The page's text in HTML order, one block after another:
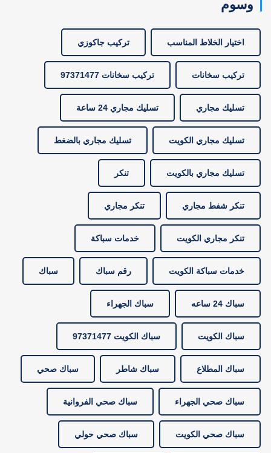
وسوم
اختيار الخلاط المناسب تركيب جاكوزي
تركيب سخانات تركيب سخانات 97371477
تسليك مجاري تسليك مجاري 24 ساعة
تسليك مجاري الكويت تسليك مجاري بالضغط
تسليك مجاري بالكويت تنكر
تنكر شفط مجاري تنكر مجاري
تنكر مجاري الكويت خدمات سباكة
خدمات سباكة الكويت رقم سباك سباك
سباك 24 ساعه سباك الجهراء
سباك الكويت سباك الكويت 97371477
سباك المطلاع سباك شاطر سباك صحي
سباك صحي الجهراء سباك صحي الفروانية
سباك صحي الكويت سباك صحي حولي